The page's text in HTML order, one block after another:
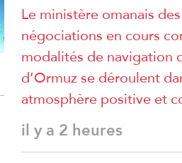
Le ministère omanais
négociations en cours
modalités de navigation
d’Ormuz se déroulent
atmosphère positive et
il y a 2 heures